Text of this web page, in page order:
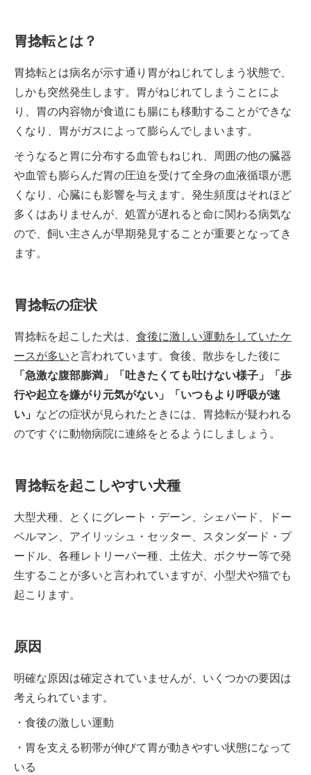
胃捻転とは？
胃捻転とは病名が示す通り胃がねじれてしまう状態で、
しかも突然発生します。胃がねじれてしまうことによ
り、胃の内容物が食道にも腸にも移動することができな
くなり、胃がガスによって膨らんでしまいます。
そうなると胃に分布する血管もねじれ、周囲の他の臓器
や血管も膨らんだ胃の圧迫を受けて全身の血液循環が悪
くなり、心臓にも影響を与えます。発生頻度はそれほど
多くはありませんが、処置が遅れると命に関わる病気な
ので、飼い主さんが早期発見することが重要となってき
ます。
胃捻転の症状
胃捻転を起こした犬は、 食後に激しい運動をしていたケ
ースが多いと言われています。食後、散歩をした後に
「急激な腹部膨満」「吐きたくても吐けない様子」「歩
行や起立を嫌がり元気がない」「いつもより呼吸が速
い」 などの症状が見られたときには、胃捻転が疑われる
のですぐに動物病院に連絡をとるようにしましょう。
胃捻転を起こしやすい犬種
大型犬種、とくにグレート・デーン、シェパード、ドー
ベルマン、アイリッシュ・セッター、スタンダード・プ
ードル、各種レトリーバー種、土佐犬、ボクサー等で発
生することが多いと言われていますが、小型犬や猫でも
起こります。
原因
明確な原因は確定されていませんが、いくつかの要因は
考えられています。
・食後の激しい運動
・胃を支える靭帯が伸びて胃が動きやすい状態になって
いる